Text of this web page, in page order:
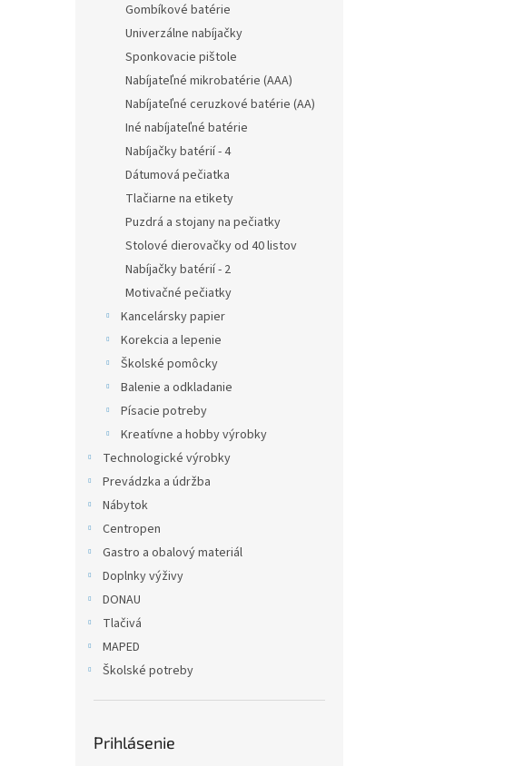
Gombíkové batérie
Univerzálne nabíjačky
Sponkovacie pištole
Nabíjateľné mikrobatérie (AAA)
Nabíjateľné ceruzkové batérie (AA)
Iné nabíjateľné batérie
Nabíjačky batérií - 4
Dátumová pečiatka
Tlačiarne na etikety
Puzdrá a stojany na pečiatky
Stolové dierovačky od 40 listov
Nabíjačky batérií - 2
Motivačné pečiatky
Kancelársky papier
Korekcia a lepenie
Školské pomôcky
Balenie a odkladanie
Písacie potreby
Kreatívne a hobby výrobky
Technologické výrobky
Prevádzka a údržba
Nábytok
Centropen
Gastro a obalový materiál
Doplnky výživy
DONAU
Tlačivá
MAPED
Školské potreby
Prihlásenie